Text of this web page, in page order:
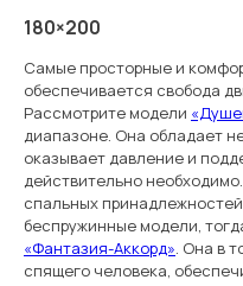
180×200
Самые просторные и
обеспечивается свобода
Рассмотрите модели
диапазоне. Она обладает
оказывает давление и
действительно
спальных
беспружинные модели,
«Фантазия-Аккорд». Она в
спящего человека,